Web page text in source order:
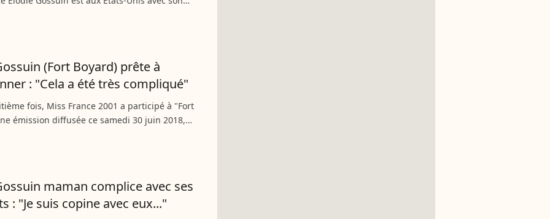
Là-bas, le couple qui fait rêver tant de
(Fort Boyard) prête à
: "Cela a été très compliqué"
fois, Miss France 2001 a participé à "Fort
émission diffusée ce samedi 30 juin 2018,
Mais cette année, cela a été
maman complice avec ses
: "Je suis copine avec eux..."